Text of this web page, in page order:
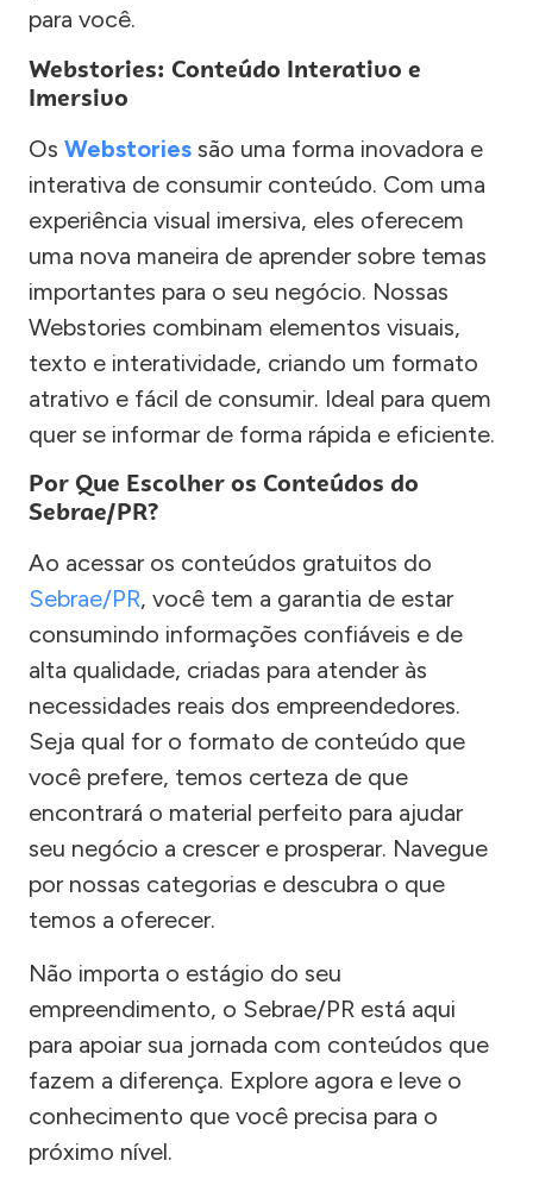
para você.
Webstories: Conteúdo Interativo e
Imersivo
Os Webstories são uma forma inovadora e
interativa de consumir conteúdo. Com uma
experiência visual imersiva, eles oferecem
uma nova maneira de aprender sobre temas
importantes para o seu negócio. Nossas
Webstories combinam elementos visuais,
texto e interatividade, criando um formato
atrativo e fácil de consumir. Ideal para quem
quer se informar de forma rápida e eficiente.
Por Que Escolher os Conteúdos do
Sebrae/PR?
Ao acessar os conteúdos gratuitos do
Sebrae/PR, você tem a garantia de estar
consumindo informações confiáveis e de
alta qualidade, criadas para atender às
necessidades reais dos empreendedores.
Seja qual for o formato de conteúdo que
você prefere, temos certeza de que
encontrará o material perfeito para ajudar
seu negócio a crescer e prosperar. Navegue
por nossas categorias e descubra o que
temos a oferecer.
Não importa o estágio do seu
empreendimento, o Sebrae/PR está aqui
para apoiar sua jornada com conteúdos que
fazem a diferença. Explore agora e leve o
conhecimento que você precisa para o
próximo nível.